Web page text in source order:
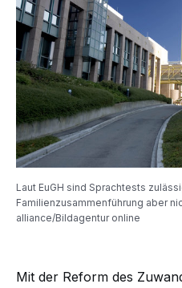
Laut EuGH sind Sprachtests
Familienzusammenführung aber
alliance/Bildagentur online
Mit der Reform des